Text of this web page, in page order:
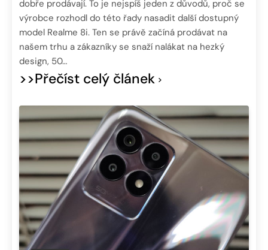
dobře prodávají. To je nejspíš jeden z důvodů, proč se
výrobce rozhodl do této řady nasadit další dostupný
model Realme 8i. Ten se právě začíná prodávat na
našem trhu a zákazníky se snaží nalákat na hezký
design, 50…
>>Přečíst celý článek